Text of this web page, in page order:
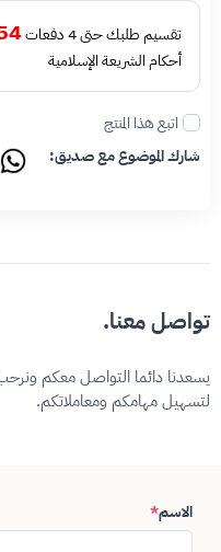
تقسيم طلبك حتى 4 دفعات
أحكام الشريعة الإسلامية
اتبع هذا المنتج
شارك الموضوع مع صديق:
تواصل معنا.
يسعدنا دائما التواصل معكم
لتسهيل مهامكم ومعاملاتكم.
الاسم*